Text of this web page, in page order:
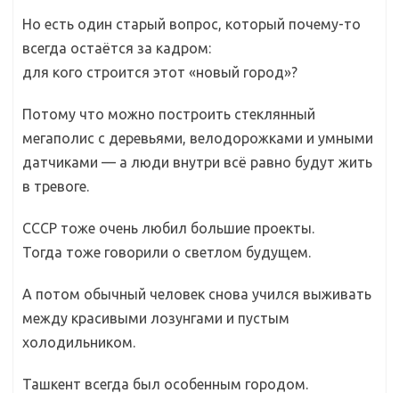
Но есть один старый вопрос, который почему-то
всегда остаётся за кадром:
для кого строится этот «новый город»?
Потому что можно построить стеклянный
мегаполис с деревьями, велодорожками и умными
датчиками — а люди внутри всё равно будут жить
в тревоге.
СССР тоже очень любил большие проекты.
Тогда тоже говорили о светлом будущем.
А потом обычный человек снова учился выживать
между красивыми лозунгами и пустым
холодильником.
Ташкент всегда был особенным городом.